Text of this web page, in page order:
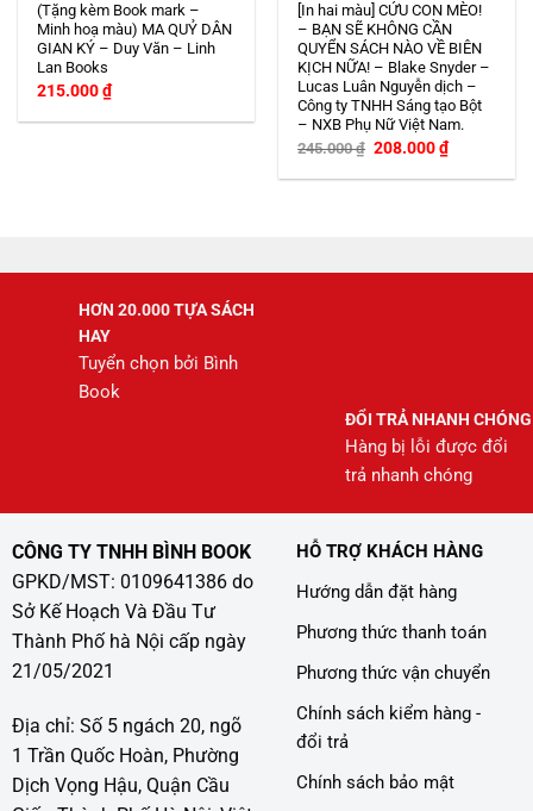
(Tặng kèm Book mark –
Minh hoạ màu) MA QUỶ DÂN
GIAN KÝ – Duy Văn – Linh
Lan Books
215.000₫
[In hai màu] CỨU CON MÈO!
– BẠN SẼ KHÔNG CẦN
QUYỂN SÁCH NÀO VỀ BIÊN
KỊCH NỮA! – Blake Snyder –
Lucas Luân Nguyễn dịch –
Công ty TNHH Sáng tạo Bột
– NXB Phụ Nữ Việt Nam.
245.000₫ Giá
là:
208.000₫Giá
hiện
tại
HƠN 20.000 TỰA SÁCH
HAY
Tuyển chọn bởi Bình
Book
ĐỔI TRẢ NHANH CHÓNG
Hàng bị lỗi được đổi
trả nhanh chóng
CÔNG TY TNHH BÌNH BOOK
GPKD/MST: 0109641386 do
Sở Kế Hoạch Và Đầu Tư
Thành Phố hà Nội cấp ngày
21/05/2021
Địa chỉ: Số 5 ngách 20, ngõ
1 Trần Quốc Hoàn, Phường
Dịch Vọng Hậu, Quận Cầu
HỖ TRỢ KHÁCH HÀNG
Hướng dẫn đặt hàng
Phương thức thanh toán
Phương thức vận chuyển
Chính sách kiểm hàng -
đổi trả
Chính sách bảo mật